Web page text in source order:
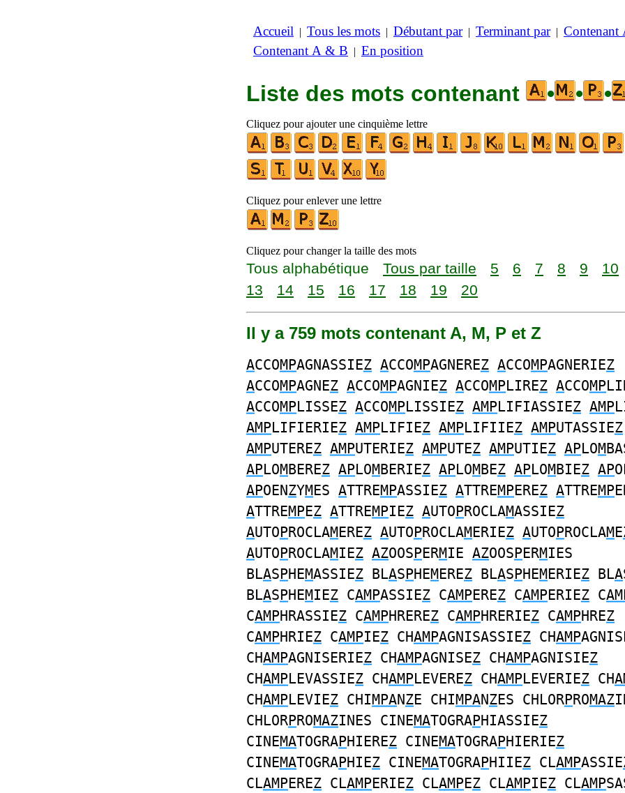
Accueil | Tous les mots | Débutant par| Terminant par| Contenant
Contenant A & B | En position
Liste des mots contenant • • •
Cliquez pour ajouter une cinquième lettre
Cliquez pour enlever une lettre
Cliquez pour changer la taille des mots
Tous alphabétique Tous par taille 5 6 7 8 9 10
13
14 15 16 17 18 19 20
Il y a 759 mots contenant A, M, P et Z
ACCOMPAGNASSIEZ ACCOMPAGNEREZ ACCOMPAGNERIEZ
ACCOMPAGNEZ ACCOMPAGNIEZ ACCOMPLIREZ ACCOMP
ACCOMPLISSEZ ACCOMPLISSIEZ AMPLIFIASSIEZ AMP
AMPLIFIERIEZ AMPLIFIEZ AMPLIFIIEZ AMPUTASSIEZ
AMPUTEREZ AMPUTERIEZ AMPUTEZ AMPUTIEZ APLOM
APLOMBEREZ APLOMBERIEZ APLOMBEZ APLOMBIEZ AP
APOENZYMES ATTREMPASSIEZ ATTREMPEREZ ATTREMP
ATTREMPEZ ATTREMPIEZ AUTOPROCLAMASSIEZ
AUTOPROCLAMEREZ AUTOPROCLAMERIEZ AUTOPROCLAME
AUTOPROCLAMIEZ AZOOSPERMIE AZOOSPERMIES
BLASPHEMASSIEZ BLASPHEMEREZ BLASPHEMERIEZ BLA
BLASPHEMIEZ CAMPASSIEZ CAMPEREZ CAMPERIEZ C
CAMPHRASSIEZ CAMPHREREZ CAMPHRERIEZ CAMPHREZ
CAMPHRIEZ CAMPIEZ CHAMPAGNISASSIEZ CHAMP
CHAMPAGNISERIEZ CHAMPAGNISEZ CHAMPAGNISIEZ
CHAMPLEVASSIEZ CHAMPLEVEREZ CHAMPLEVERIEZ CH
CHAMPLEVIEZ CHIMPANZE CHIMPANZES CHLORPROMAZ
CHLORPROMAZINES CINEMATOGRAPHIASSIEZ
CINEMATOGRAPHIEREZ CINEMATOGRAPHIERIEZ
CINEMATOGRAPHIEZ CINEMATOGRAPHIIEZ CLAMPASSIE
CLAMPEREZ CLAMPERIEZ CLAMPEZ CLAMPIEZ CLAMP